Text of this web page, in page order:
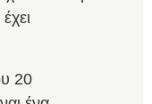
20